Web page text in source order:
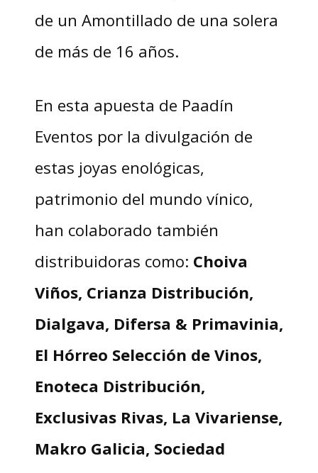
de un Amontillado de una solera
de más de 16 años.
En esta apuesta de Paadín
Eventos por la divulgación de
estas joyas enológicas,
patrimonio del mundo vínico,
han colaborado también
distribuidoras como: Choiva
Viños, Crianza Distribución,
Dialgava, Difersa & Primavinia,
El Hórreo Selección de Vinos,
Enoteca Distribución,
Exclusivas Rivas, La Vivariense,
Makro Galicia, Sociedad